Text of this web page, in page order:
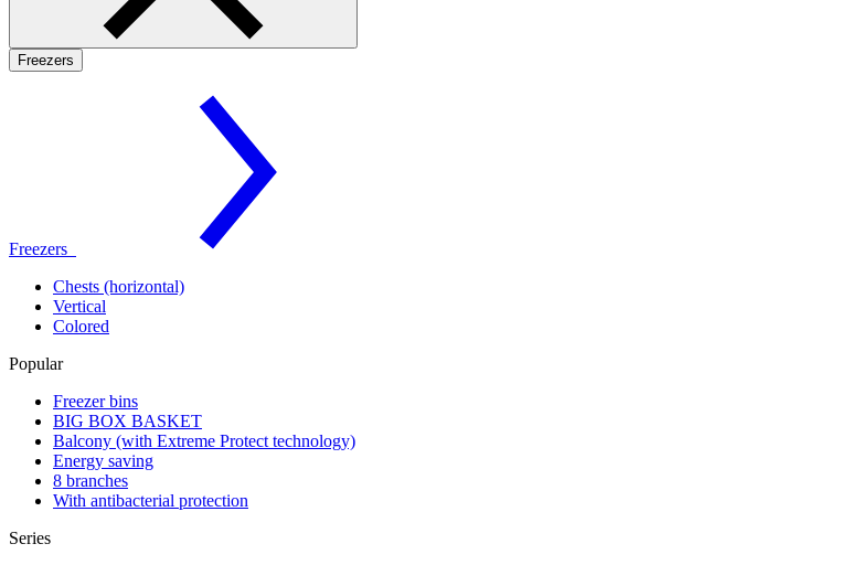
Freezers
Freezers
Chests (horizontal)
Vertical
Colored
Popular
Freezer bins
BIG BOX BASKET
Balcony (with Extreme Protect technology)
Energy saving
8 branches
With antibacterial protection
Series